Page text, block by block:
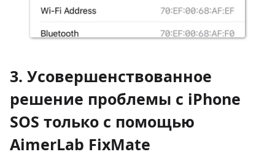
3. Усовершенствованное
решение проблемы с iPhone
SOS только с помощью
AimerLab FixMate